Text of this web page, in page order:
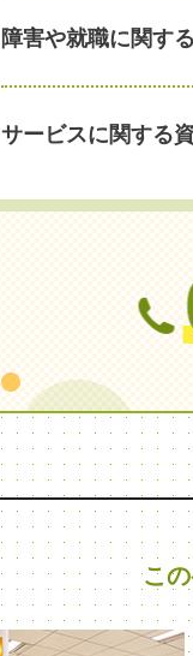
障害や就職に関す
サービスに関する
こ